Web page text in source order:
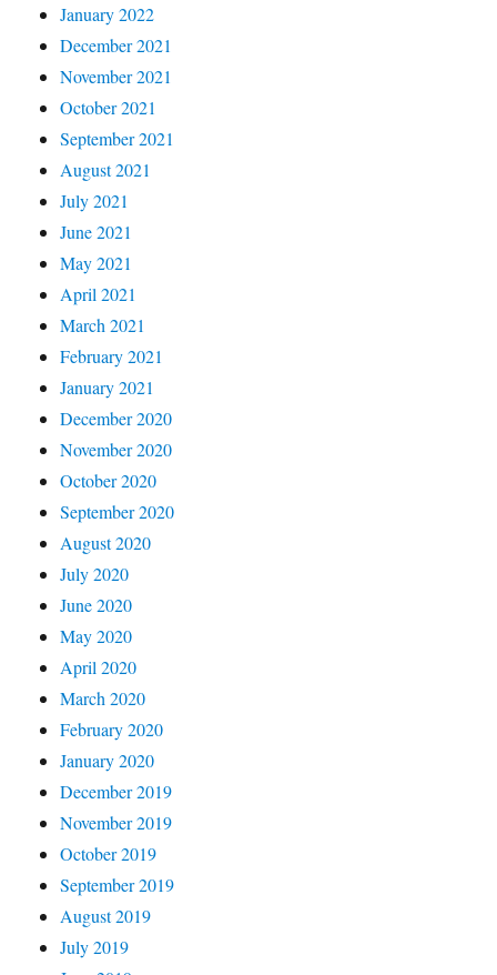
January 2022
December 2021
November 2021
October 2021
September 2021
August 2021
July 2021
June 2021
May 2021
April 2021
March 2021
February 2021
January 2021
December 2020
November 2020
October 2020
September 2020
August 2020
July 2020
June 2020
May 2020
April 2020
March 2020
February 2020
January 2020
December 2019
November 2019
October 2019
September 2019
August 2019
July 2019